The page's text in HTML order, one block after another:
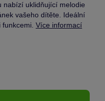
nabízí uklidňující melodie
vašeho dítěte. Ideální
Více informací